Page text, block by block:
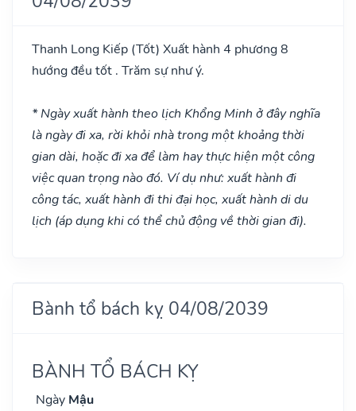
Thanh Long Kiếp (Tốt) Xuất hành 4 phương 8
hướng đều tốt . Trăm sự như ý.
* Ngày xuất hành theo lịch Khổng Minh ở đây nghĩa
là ngày đi xa, rời khỏi nhà trong một khoảng thời
gian dài, hoặc đi xa để làm hay thực hiện một công
việc quan trọng nào đó. Ví dụ như: xuất hành đi
công tác, xuất hành đi thi đại học, xuất hành di du
lịch (áp dụng khi có thể chủ động về thời gian đi).
Bành tổ bách kỵ 04/08/2039
BÀNH TỔ BÁCH KỴ
Ngày Mậu